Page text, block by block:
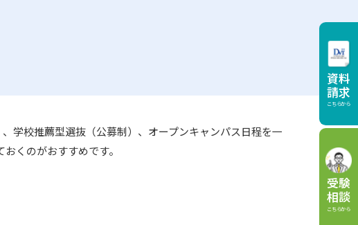
学校推薦型選抜（公募制）、オープンキャンパス日程を一
くのがおすすめです。
資料
請求
こちらから
受験
相談
こちらから